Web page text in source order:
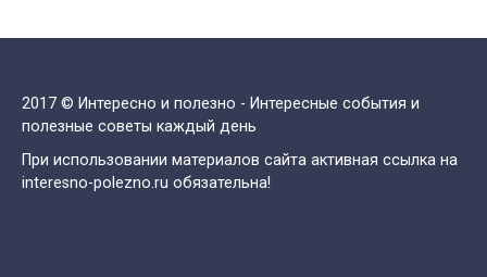
2017 © Интересно и полезно - Интересные события и
полезные советы каждый день
При использовании материалов сайта активная ссылка на
interesno-polezno.ru обязательна!